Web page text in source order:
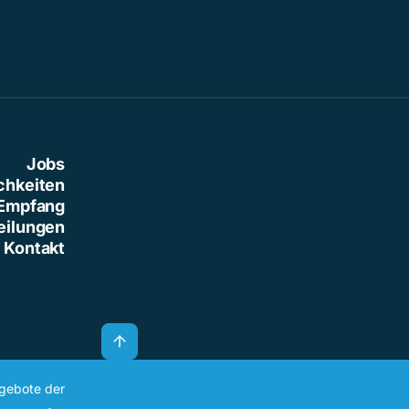
Jobs
Kontakt
der